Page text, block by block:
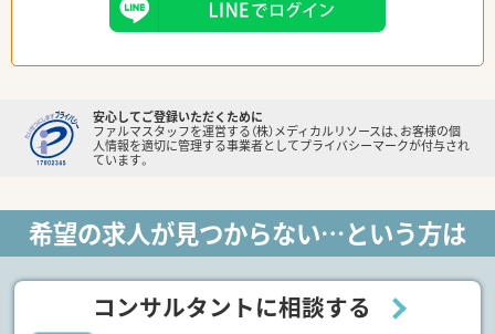
安心してご登録いただくために
ファルマスタッフを運営する（株）メディカルリソースは、お客様の個
人情報を適切に管理する事業者としてプライバシーマークが付与され
ています。
希望の求人が見つからない…という方は
コンサルタントに相談する